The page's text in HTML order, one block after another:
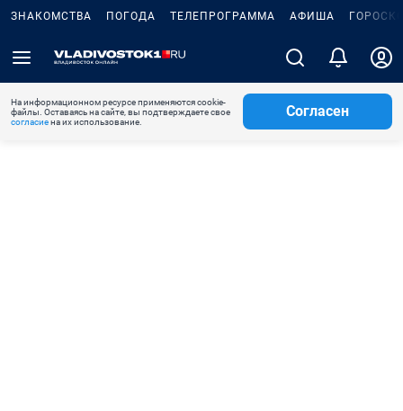
ЗНАКОМСТВА ПОГОДА ТЕЛЕПРОГРАММА АФИША
На информационном ресурсе применяются cookie-
файлы. Оставаясь на сайте, вы подтверждаете свое
согласиена их использование.
Согласен